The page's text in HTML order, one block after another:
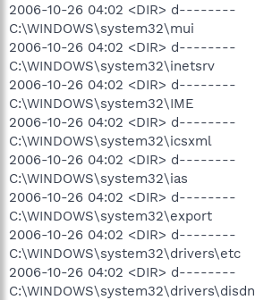
2006-10-26 04:02 <DIR> d--------
C:\WINDOWS\system32\mui
2006-10-26 04:02 <DIR> d--------
C:\WINDOWS\system32\inetsrv
2006-10-26 04:02 <DIR> d--------
C:\WINDOWS\system32\IME
2006-10-26 04:02 <DIR> d--------
C:\WINDOWS\system32\icsxml
2006-10-26 04:02 <DIR> d--------
C:\WINDOWS\system32\ias
2006-10-26 04:02 <DIR> d--------
C:\WINDOWS\system32\export
2006-10-26 04:02 <DIR> d--------
C:\WINDOWS\system32\drivers\etc
2006-10-26 04:02 <DIR> d--------
C:\WINDOWS\system32\drivers\disdn